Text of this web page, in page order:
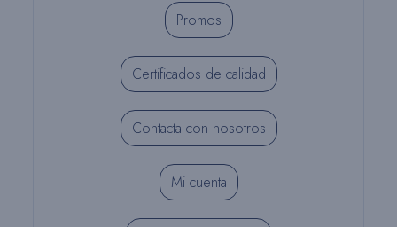
Promos
Certificados de calidad
Contacta con nosotros
Mi cuenta